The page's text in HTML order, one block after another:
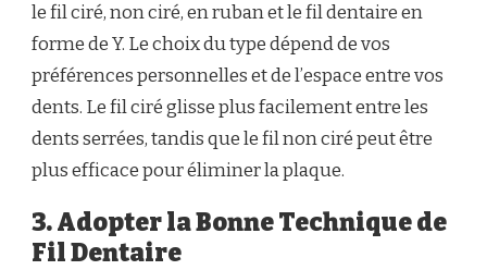
le fil ciré, non ciré, en ruban et le fil dentaire en
forme de Y. Le choix du type dépend de vos
préférences personnelles et de l’espace entre vos
dents. Le fil ciré glisse plus facilement entre les
dents serrées, tandis que le fil non ciré peut être
plus efficace pour éliminer la plaque.
3. Adopter la Bonne Technique de
Fil Dentaire